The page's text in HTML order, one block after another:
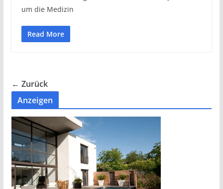
um die Medizin
Read More
← Zurück
Anzeigen